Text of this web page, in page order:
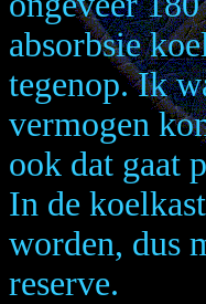
absorbsie
tegenop. Ik
vermogen
ook dat gaat
In de
worden, dus
reserve.